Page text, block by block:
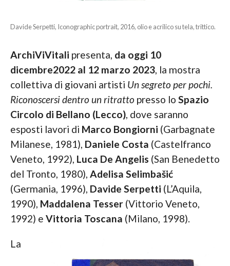
Davide Serpetti, Iconographic portrait, 2016, olio e acrilico su tela, trittico.
ArchiViVitali presenta, da oggi 10
dicembre2022 al 12 marzo 2023, la mostra
collettiva di giovani artisti Un segreto per pochi.
Riconoscersi dentro un ritratto presso lo Spazio
Circolo di Bellano (Lecco), dove saranno
esposti lavori di Marco Bongiorni (Garbagnate
Milanese, 1981), Daniele Costa (Castelfranco
Veneto, 1992), Luca De Angelis (San Benedetto
del Tronto, 1980), Adelisa Selimbašić
(Germania, 1996), Davide Serpetti (L’Aquila,
1990), Maddalena Tesser(Vittorio Veneto,
1992) e Vittoria Toscana (Milano, 1998).
La